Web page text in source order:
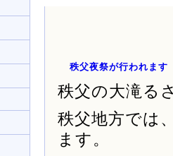
秩父夜祭が行われます
秩父の大滝る
秩父地方では
ます。